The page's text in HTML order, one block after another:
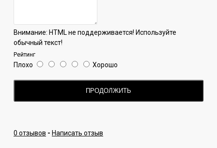
Внимание: HTML не поддерживается! Используйте
обычный текст!
Рейтинг
Плохо Хорошо
ПРОДОЛЖИТЬ
0 отзывов - Написать отзыв